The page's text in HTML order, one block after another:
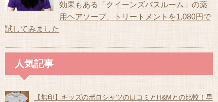
効果もある「クイーンズバスルーム」の薬
用ヘアソープ、トリートメントを1,080円で
試してみました
人気記事
【無印】キッズのポロシャツの口コミとH&Mとの比較！早